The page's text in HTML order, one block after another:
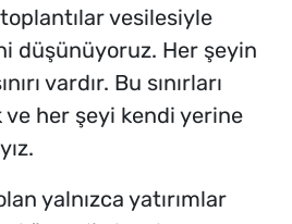
vesilesiyle
düşünüyoruz. Her şeyin
vardır. Bu sınırları
ve her şeyi kendi yerine
yalnızca yatırımlar